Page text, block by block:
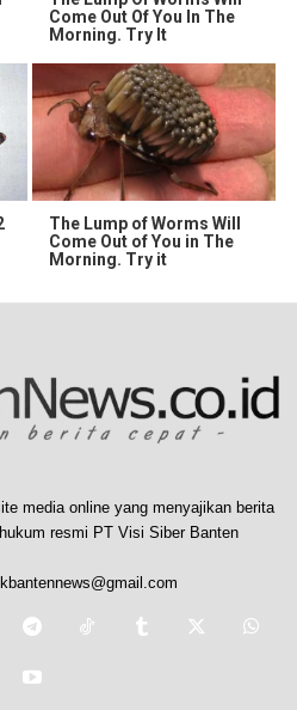
Come Out Of You In The
Morning. Try It
The Lump of Worms Will
Come Out of You in The
Morning. Try it
media online yang menyajikan berita
resmi PT Visi Siber Banten